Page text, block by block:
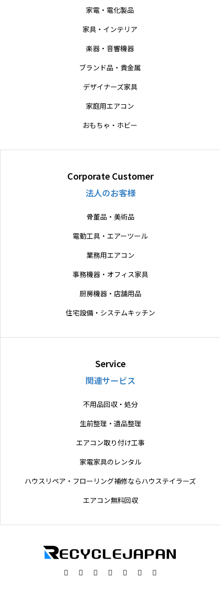
家電・電化製品
家具・インテリア
楽器・音響機器
ブランド品・貴金属
デザイナーズ家具
家庭用エアコン
おもちゃ・ホビー
Corporate Customer
法人のお客様
骨董品・美術品
電動工具・エアーツール
業務用エアコン
事務機器・オフィス家具
厨房機器・店舗用品
住宅設備・システムキッチン
Service
関連サービス
不用品回収・処分
生前整理・遺品整理
エアコン取り付け工事
家電家具のレンタル
ハウスリペア・フローリング補修ならハウステイラーズ
エアコン無料回収